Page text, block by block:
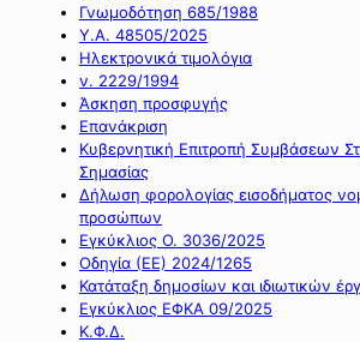
Γνωμοδότηση 685/1988
Υ.Α. 48505/2025
Ηλεκτρονικά τιμολόγια
ν. 2229/1994
Άσκηση προσφυγής
Επανάκριση
Κυβερνητική Επιτροπή Συμβάσεων
Σημασίας
Δήλωση φορολογίας εισοδήματος
προσώπων
Εγκύκλιος Ο. 3036/2025
Οδηγία (ΕΕ) 2024/1265
Κατάταξη δημοσίων και ιδιωτικών
Εγκύκλιος ΕΦΚΑ 09/2025
Κ.Φ.Δ.